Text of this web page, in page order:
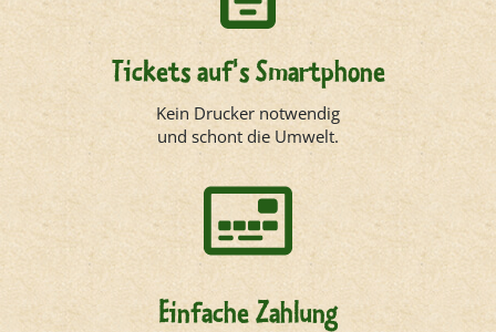
Tickets auf's Smartphone
Kein Drucker notwendig
und schont die Umwelt.
Einfache Zahlung